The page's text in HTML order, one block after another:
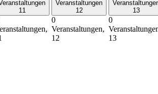
11
Veranstaltungen
12
0
Veranstaltungen,
12
13
0
13